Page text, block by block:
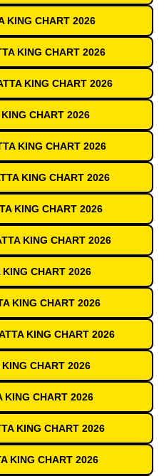
KING CHART 2026
KING CHART 2026
KING CHART 2026
CHART 2026
KING CHART 2026
KING CHART 2026
KING CHART 2026
KING CHART 2026
CHART 2026
KING CHART 2026
KING CHART 2026
KING CHART 2026
KING CHART 2026
KING CHART 2026
KING CHART 2026